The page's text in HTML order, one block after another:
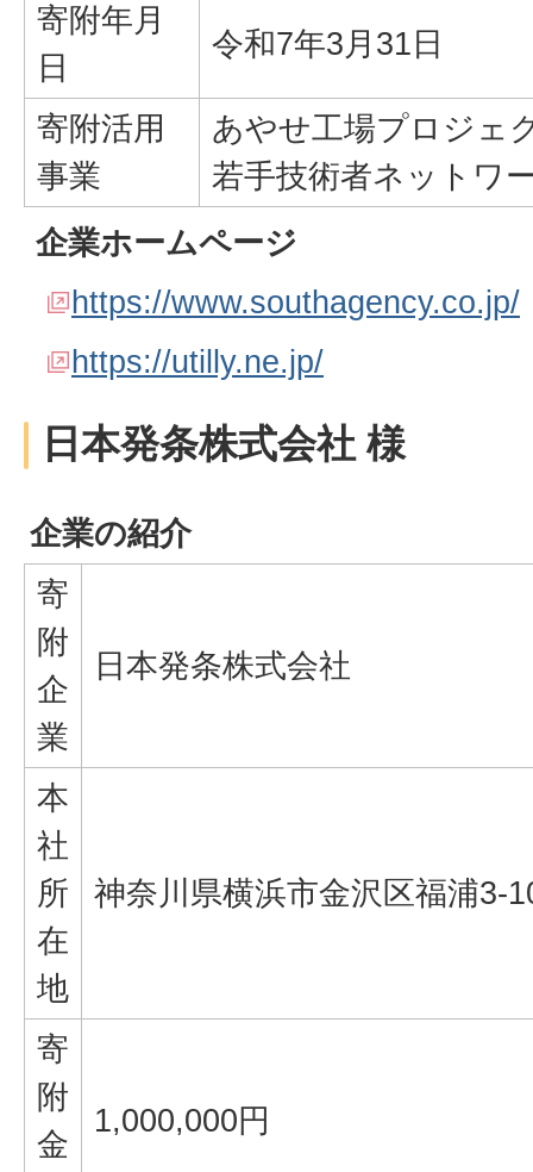
寄附年月
日
令和7年3月31日
寄附活用
事業
あやせ工場プロジェ
若手技術者ネットワ
企業ホームページ
https://www.southagency.co.jp/
https://utilly.ne.jp/
日本発条株式会社 様
企業の紹介
寄
附
企
業
日本発条株式会社
本
社
所
在
地
神奈川県横浜市金沢区福浦3-
寄
附
金
1,000,000円